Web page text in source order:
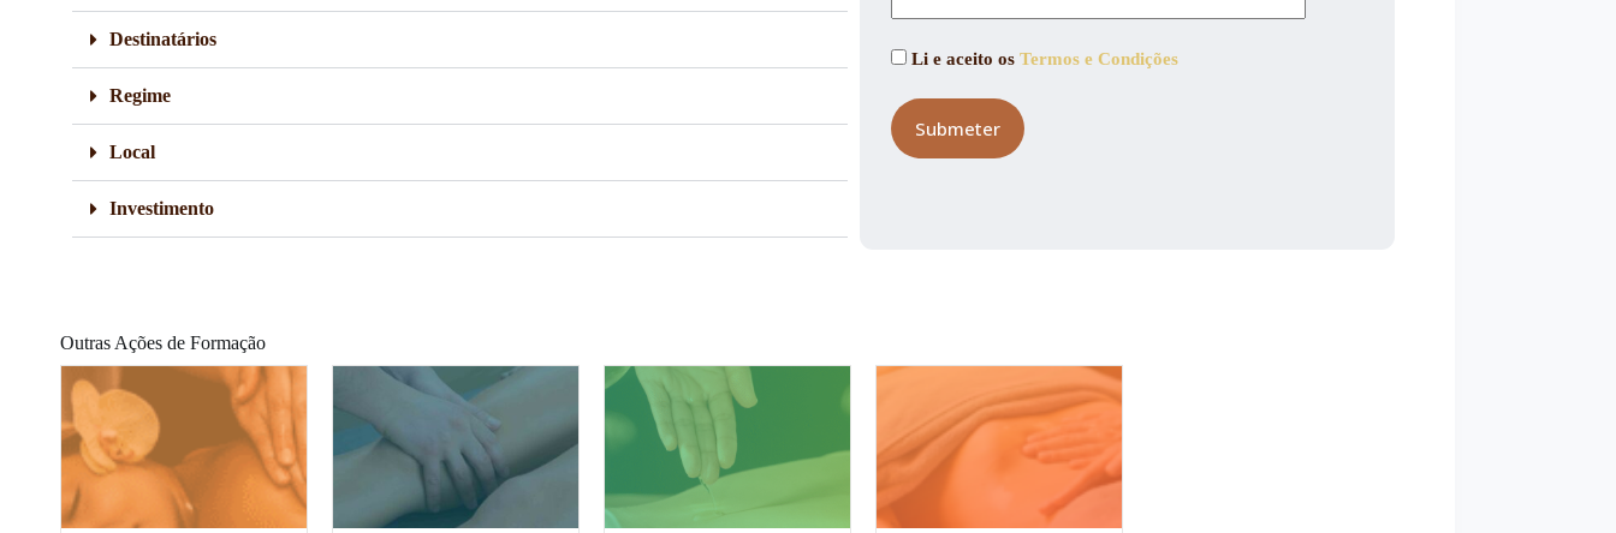
Destinatários
Regime
Local
Investimento
Li e aceito osTermos e Condições
Outras Ações de Formação